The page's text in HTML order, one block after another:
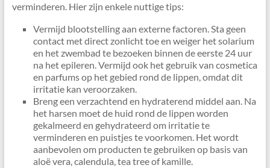
verminderen. Hier zijn enkele nuttige tips:
Vermijd blootstelling aan externe factoren. Sta geen
contact met direct zonlicht toe en weiger het solarium
en het zwembad te bezoeken binnen de eerste 24 uur
na het epileren. Vermijd ook het gebruik van cosmetica
en parfums op het gebied rond de lippen, omdat dit
irritatie kan veroorzaken.
Breng een verzachtend en hydraterend middel aan. Na
het harsen moet de huid rond de lippen worden
gekalmeerd en gehydrateerd om irritatie te
verminderen en puistjes te voorkomen. Het wordt
aanbevolen om producten te gebruiken op basis van
aloë vera, calendula, tea tree of kamille.